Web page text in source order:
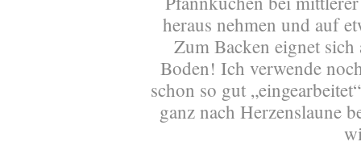
heraus nehmen und auf
Zum Backen eignet
Boden! Ich verwende
schon so gut
ganz nach Herzenslaune